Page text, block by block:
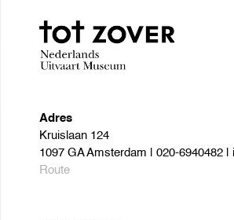
Adres
Kruislaan 124
1097 GA Amsterdam | 020-6940482 |
Route